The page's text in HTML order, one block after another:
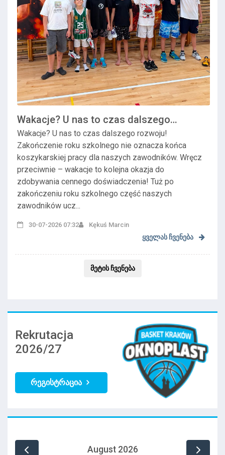
Wakacje? U nas to czas dalszego
rozwoju! Zako...
Wakacje? U nas to czas dalszego rozwoju!
Zakończenie roku szkolnego nie oznacza końca
koszykarskiej pracy dla naszych zawodników. Wręcz
przeciwnie – wakacje to kolejna okazja do
zdobywania cennego doświadczenia! Tuż po
zakończeniu roku szkolnego część naszych
zawodników ucz...
30-07-2026 07:32 Kękuś Marcin
ყველას ჩვენება
მეტის ჩვენება
Rekrutacja
2026/27
რეგისტრაცია
August 2026